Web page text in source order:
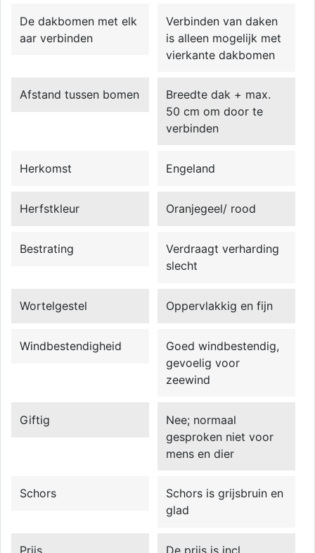
De dakbomen met elk
aar verbinden
Verbinden van daken
is alleen mogelijk met
vierkante dakbomen
Afstand tussen bomen
Breedte dak + max.
50 cm om door te
verbinden
Herkomst Engeland
Herfstkleur Oranjegeel/ rood
Bestrating
Verdraagt verharding
slecht
Wortelgestel Oppervlakkig en fijn
Windbestendigheid
Goed windbestendig,
gevoelig voor
zeewind
Giftig
Nee; normaal
gesproken niet voor
mens en dier
Schors
Schors is grijsbruin en
glad
Prijs
De prijs is incl.